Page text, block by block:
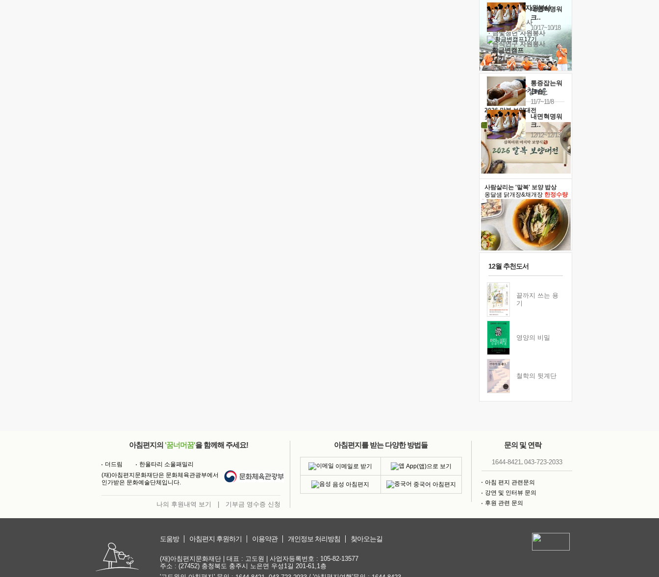
내면혁명워
크..
10/17~10/18
황금변캠프
17기
10/30~10/31
통증잡는워
크숍
11/7~11/8
내면혁명워
크..
12/12~12/13
'옹달샘의 꽃'자원봉사
· 청년 자원봉사
· 금빛청년 자원봉사
· 음식연구 자원봉사
2026 말복 보양대전
최대74%할인
사람살리는 '말복' 보양 밥상
옹달샘 닭개장&채개장 한정수량
12월 추천도서
끝까지 쓰는 용
기
영양의 비밀
철학의 뒷계단
아침편지의 '꿈너머꿈'을 함께해 주세요!
더드림
한울타리 소울패밀리
(재)아침편지문화재단은 문화체육관광부에서
인가받은 문화예술단체입니다.
나의 후원내역 보기 기부금 영수증 신청
아침편지를 받는 다양한 방법들
이메일로 받기 App(앱)으로 보기
음성 아침편지 중국어 아침편지
문의 및 연락
1644-8421, 043-723-2033
아침 편지 관련문의
강연 및 인터뷰 문의
후원 관련 문의
도움방 아침편지 후원하기 이용약관 개인정보 처리방침 찾아오는길
(재)아침편지문화재단 | 대표 : 고도원 | 사업자등록번호 : 105-82-13577
주소 : (27452) 충청북도 충주시 노은면 우성1길 201-61,1층